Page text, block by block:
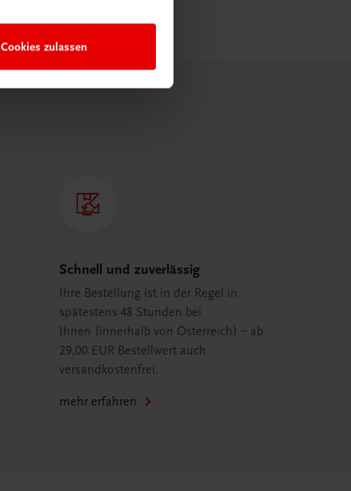
Cookies zulassen
Schnell und zuverlässig
Ihre Bestellung ist in der Regel in
spätestens 48 Stunden bei
Ihnen (innerhalb von Österreich) – ab
29,00 EUR Bestellwert auch
versandkostenfrei.
mehr erfahren